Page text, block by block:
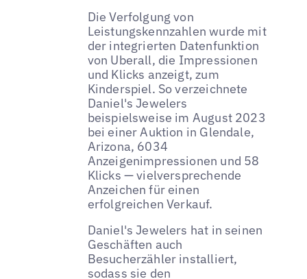
Die Verfolgung von
Leistungskennzahlen wurde mit
der integrierten Datenfunktion
von Uberall, die Impressionen
und Klicks anzeigt, zum
Kinderspiel. So verzeichnete
Daniel's Jewelers
beispielsweise im August 2023
bei einer Auktion in Glendale,
Arizona, 6034
Anzeigenimpressionen und 58
Klicks — vielversprechende
Anzeichen für einen
erfolgreichen Verkauf.
Daniel's Jewelers hat in seinen
Geschäften auch
Besucherzähler installiert,
sodass sie den